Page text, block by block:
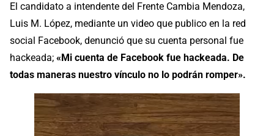
El candidato a intendente del Frente Cambia Mendoza,
Luis M. López, mediante un video que publico en la red
social Facebook, denunció que su cuenta personal fue
hackeada; «Mi cuenta de Facebook fue hackeada. De
todas maneras nuestro vínculo no lo podrán romper».